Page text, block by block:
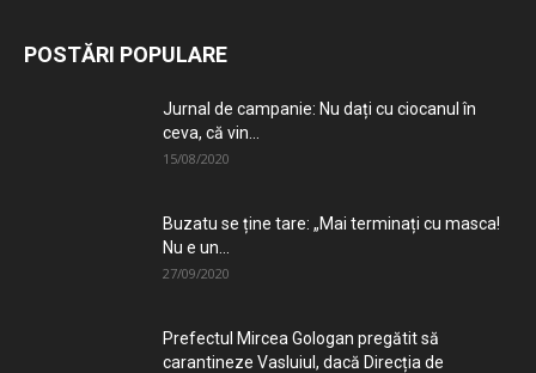
POSTĂRI POPULARE
Jurnal de campanie: Nu dați cu ciocanul în
ceva, că vin...
15/08/2020
Buzatu se ține tare: „Mai terminați cu masca!
Nu e un...
27/09/2020
Prefectul Mircea Gologan pregătit să
carantineze Vasluiul, dacă Direcția de